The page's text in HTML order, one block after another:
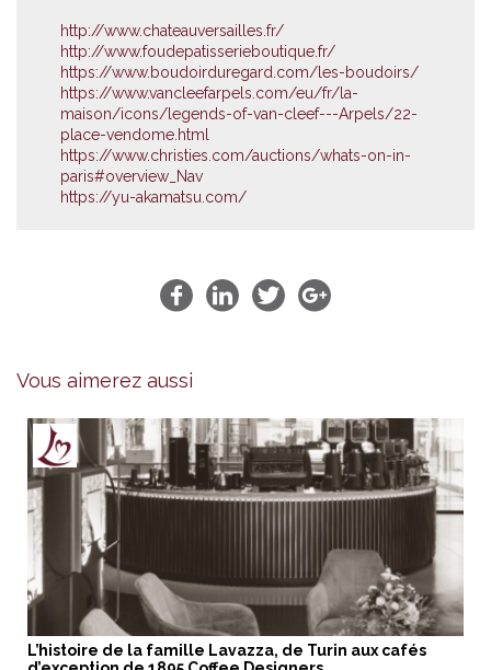
http://www.chateauversailles.fr/
http://www.foudepatisserieboutique.fr/
https://www.boudoirduregard.com/les-boudoirs/
https://www.vancleefarpels.com/eu/fr/la-
maison/icons/legends-of-van-cleef---Arpels/22-
place-vendome.html
https://www.christies.com/auctions/whats-on-in-
paris#overview_Nav
https://yu-akamatsu.com/
Vous aimerez aussi
L’histoire de la famille Lavazza, de Turin aux cafés